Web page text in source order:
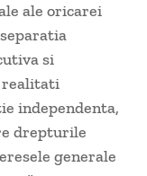
ale oricarei
si
realitati
independenta,
drepturile
generale